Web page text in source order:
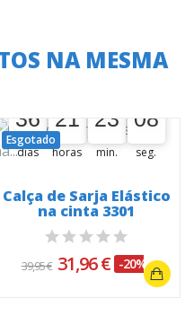
NA MESMA
36
36
00
dias
21
21
00
horas
23
23
00
min.
08
08
09
seg.
Esgotado
Calça de Sarja Elástico
na cinta 3301
39,95 € 31,96 € -20%